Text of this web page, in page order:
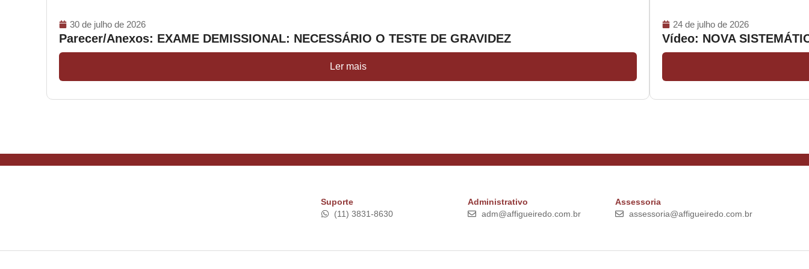
30 de julho de 2026
Parecer/Anexos: EXAME DEMISSIONAL: NECESSÁRIO O TESTE DE GRAVIDEZ
Ler mais
24 de julho de 2026
Vídeo: NOVA
Suporte
(11) 3831-8630
Administrativo
adm@affigueiredo.com.br
Assessoria
assessoria@affigueiredo.com.br